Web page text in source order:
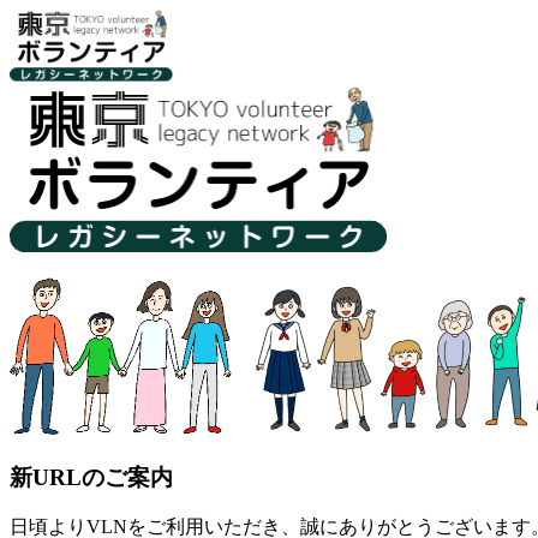
新URLのご案内
日頃よりVLNをご利用いただき、誠にありがとうございます